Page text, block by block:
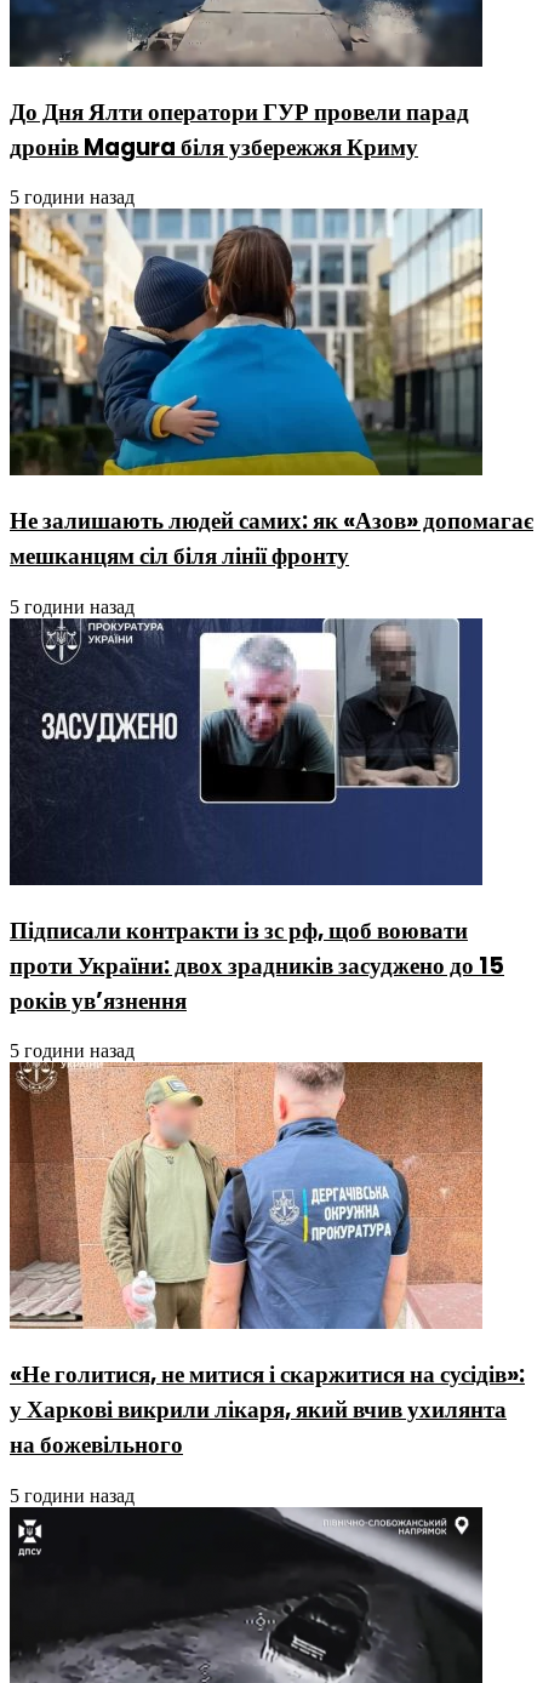
До Дня Ялти оператори ГУР провели парад
дронів Magura біля узбережжя Криму
5 години назад
Не залишають людей самих: як «Азов» допомагає
мешканцям сіл біля лінії фронту
5 години назад
Підписали контракти із зс рф, щоб воювати
проти України: двох зрадників засуджено до 15
років ув’язнення
5 години назад
«Не голитися, не митися і скаржитися на сусідів»:
у Харкові викрили лікаря, який вчив ухилянта
на божевільного
5 години назад